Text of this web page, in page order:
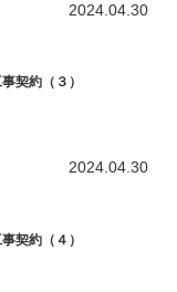
2024.04.30
契約（３）
2024.04.30
契約（４）